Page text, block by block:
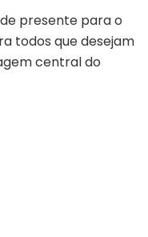
presente para o
todos que desejam
central do